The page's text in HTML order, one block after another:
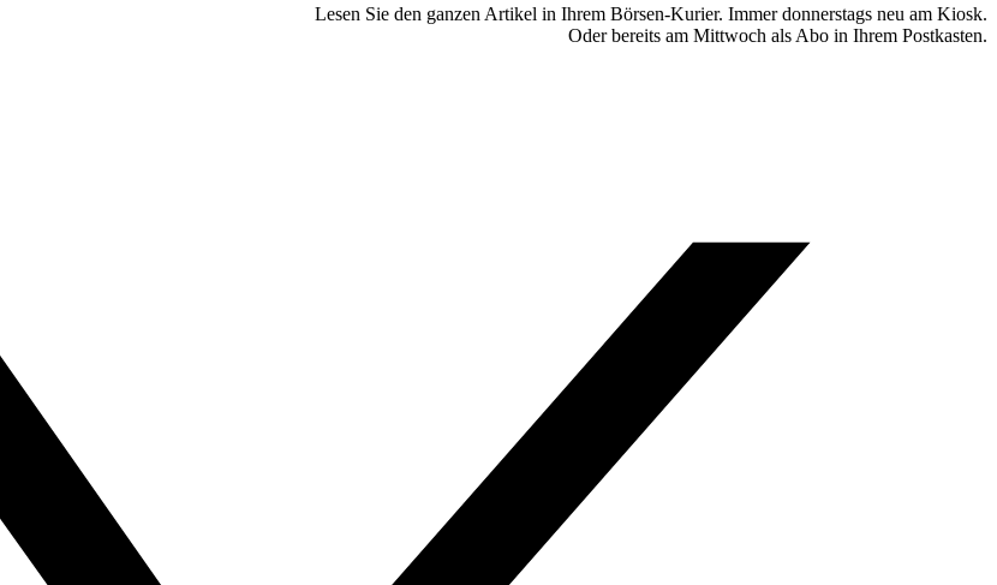
Lesen Sie den ganzen Artikel in Ihrem Börsen-Kurier. Immer donnerstags neu am Kiosk.
Oder bereits am Mittwoch als Abo in Ihrem Postkasten.